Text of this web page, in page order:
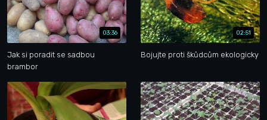
03:36
Jak si poradit se sadbou
brambor
02:51
Bojujte proti škůdcům ekologicky